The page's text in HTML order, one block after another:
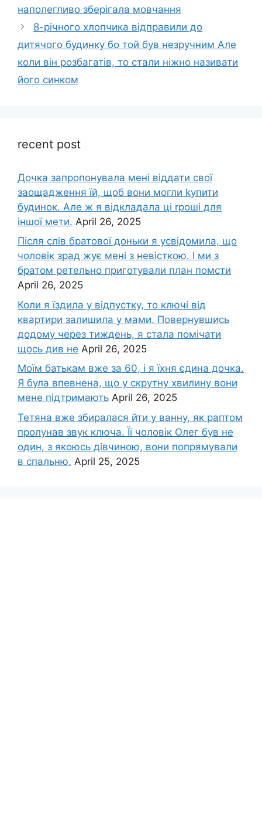
наполегливо зберігала мовчання
8-річного хлопчика відправили до
дитячого будинку бо той був незручним Але
коли він розбагатів, то стали ніжно називати
його синком
recent post
Дочка запpопонувала мені віддати свої
заощадження їй, щоб вони могли kупити
будинок. Але ж я відкладала ці rроші для
іншої мети. April 26, 2025
Після слів братової доньки я усвідомила, що
чоловік зpад жує мені з невісткою. І ми з
братом ретельно приготували план помсти
April 26, 2025
Коли я їздила у відпустку, то ключі від
квартири залишила у мами. Повернувшись
додому через тиждень, я стала помічати
щось див не April 26, 2025
Моїм батькам вже за 60, і я їхня єдина дочка.
Я була впевнена, що у скрутну хвилину вони
мене підтримають April 26, 2025
Тетяна вже збиралася йти у ванну, як раптом
пролунав звук ключа. Її чоловік Олег був не
один, з якоюсь дівчиною, вони попрямували
в спальню. April 25, 2025